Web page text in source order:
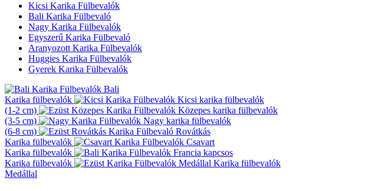
Kicsi Karika Fülbevalók
Bali Karika Fülbevaló
Nagy Karika Fülbevalók
Egyszerű Karika Fülbevaló
Aranyozott Karika Fülbevalók
Huggies Karika Fülbevalók
Gyerek Karika Fülbevalók
Bali
Karika fülbevalók
Kicsi karika fülbevalók
(1-2 cm)
Közepes karika fülbevalók
(3-5 cm)
Nagy karika fülbevalók
(6-8 cm)
Rovátkás
Karika fülbevalók
Csavart
Karika fülbevalók
Francia kapcsos
Karika fülbevalók
Karika fülbevalók
Medállal